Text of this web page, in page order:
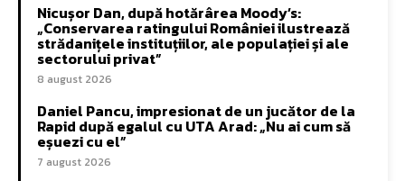
Nicușor Dan, după hotărârea Moody’s:
„Conservarea ratingului României ilustrează
strădanițele instituțiilor, ale populației și ale
sectorului privat”
8 august 2026
Daniel Pancu, impresionat de un jucător de la
Rapid după egalul cu UTA Arad: „Nu ai cum să
eșuezi cu el”
7 august 2026